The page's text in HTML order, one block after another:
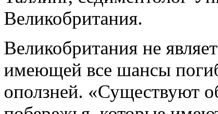
Великобритания.
Великобритания не
имеющей все шансы
оползней. «Существуют